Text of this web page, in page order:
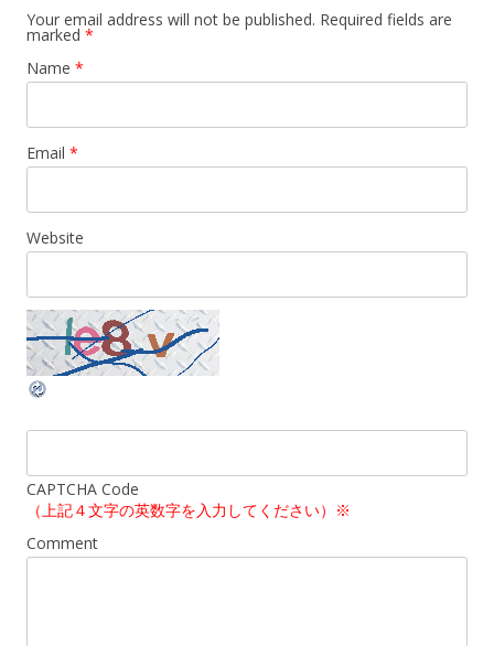
Your email address will not be published. Required fields are
marked *
Name *
Email *
Website
CAPTCHA Code
（上記４文字の英数字を入力してください）※
Comment